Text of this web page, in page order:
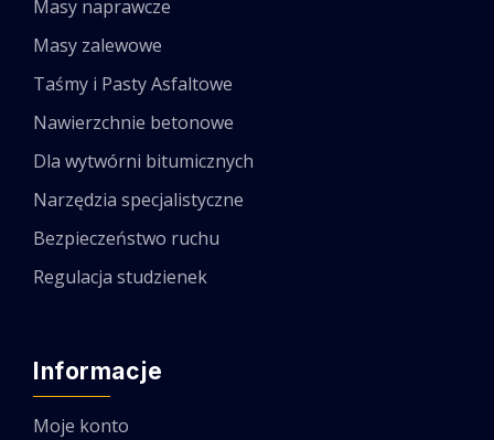
Masy naprawcze
Masy zalewowe
Taśmy i Pasty Asfaltowe
Nawierzchnie betonowe
Dla wytwórni bitumicznych
Narzędzia specjalistyczne
Bezpieczeństwo ruchu
Regulacja studzienek
Informacje
Moje konto